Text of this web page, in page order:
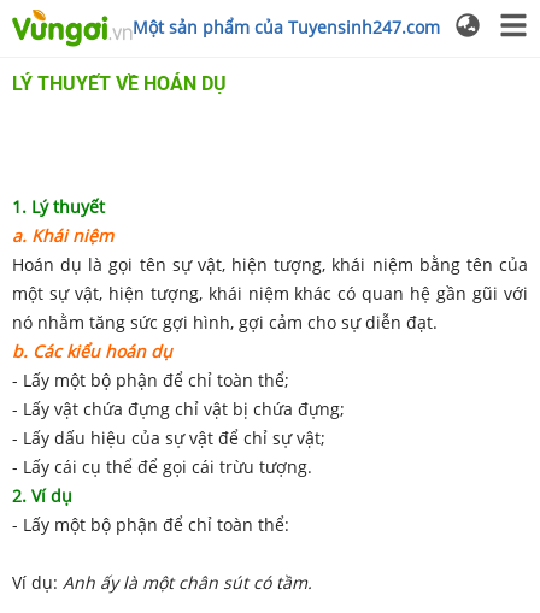
Một sản phẩm của Tuyensinh247.com
LÝ THUYẾT VỀ HOÁN DỤ
1. Lý thuyết
a. Khái niệm
Hoán dụ là gọi tên sự vật, hiện tượng, khái niệm bằng tên của
một sự vật, hiện tượng, khái niệm khác có quan hệ gần gũi với
nó nhằm tăng sức gợi hình, gợi cảm cho sự diễn đạt.
b. Các kiểu hoán dụ
- Lấy một bộ phận để chỉ toàn thể;
- Lấy vật chứa đựng chỉ vật bị chứa đựng;
- Lấy dấu hiệu của sự vật để chỉ sự vật;
- Lấy cái cụ thể để gọi cái trừu tượng.
2. Ví dụ
- Lấy một bộ phận để chỉ toàn thể:
Ví dụ: Anh ấy là một chân sút có tầm.